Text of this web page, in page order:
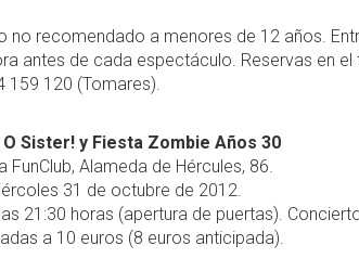
no recomendado a menores de 12 años.
antes de cada espectáculo. Reservas en el
159 120 (Tomares).
Sister! y Fiesta Zombie Años 30
FunClub, Alameda de Hércules, 86.
31 de octubre de 2012.
21:30 horas (apertura de puertas).
a 10 euros (8 euros anticipada).